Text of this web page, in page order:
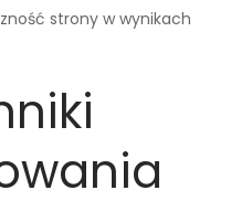
strony w wynikach